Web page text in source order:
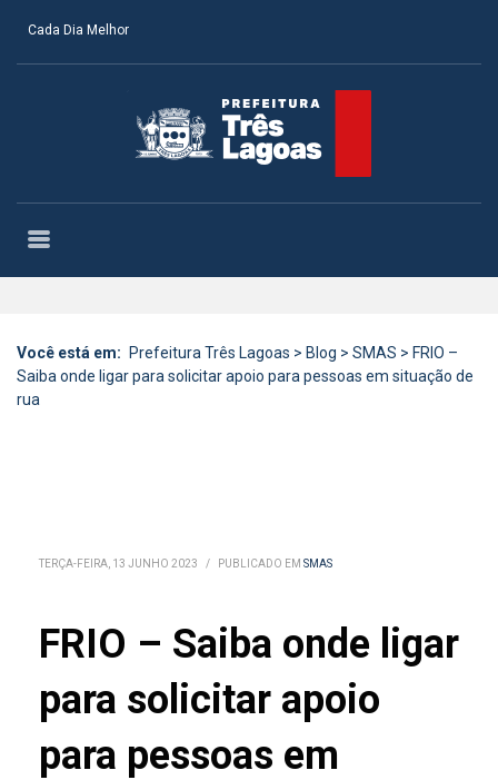
Cada Dia Melhor
Você está em: Prefeitura Três Lagoas > Blog > SMAS > FRIO –
Saiba onde ligar para solicitar apoio para pessoas em situação de
rua
TERÇA-FEIRA, 13 JUNHO 2023 / PUBLICADO EM SMAS
FRIO – Saiba onde ligar
para solicitar apoio
para pessoas em